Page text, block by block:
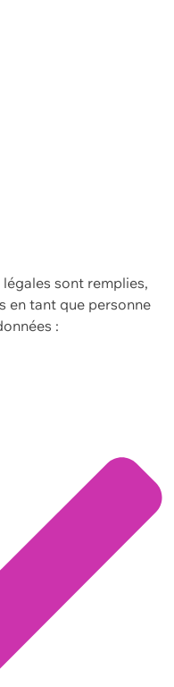
sont remplies,
en tant que personne
: